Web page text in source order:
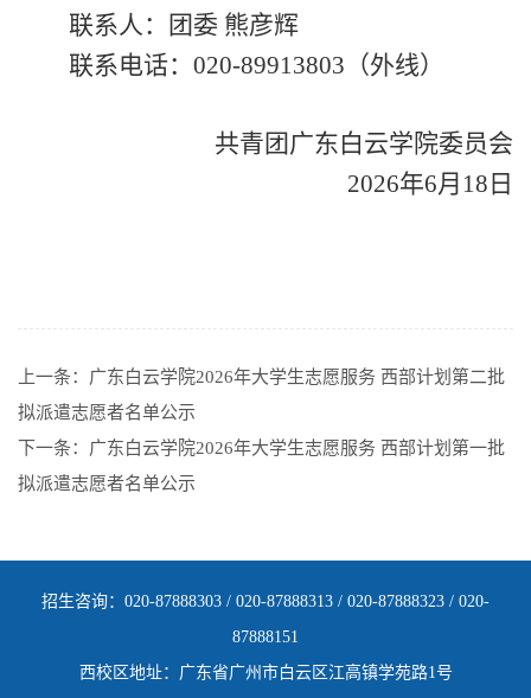
联系人：团委 熊彦辉
联系电话：020-89913803（外线）
共青团广东白云学院委员会
2026年6月18日
上一条： 广东白云学院2026年大学生志愿服务 西部计划第二批
拟派遣志愿者名单公示
下一条： 广东白云学院2026年大学生志愿服务 西部计划第一批
拟派遣志愿者名单公示
招生咨询：020-87888303 / 020-87888313 / 020-87888323 / 020-
87888151
西校区地址：广东省广州市白云区江高镇学苑路1号